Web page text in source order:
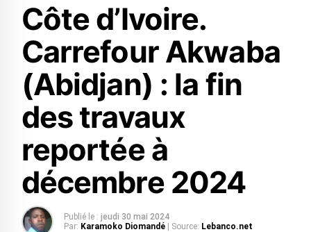
Côte d’Ivoire.
Carrefour Akwaba
(Abidjan) : la fin
des travaux
reportée à
décembre 2024
Publié le : jeudi 30 mai 2024
Par: Karamoko Diomandé | Source: Lebanco.net